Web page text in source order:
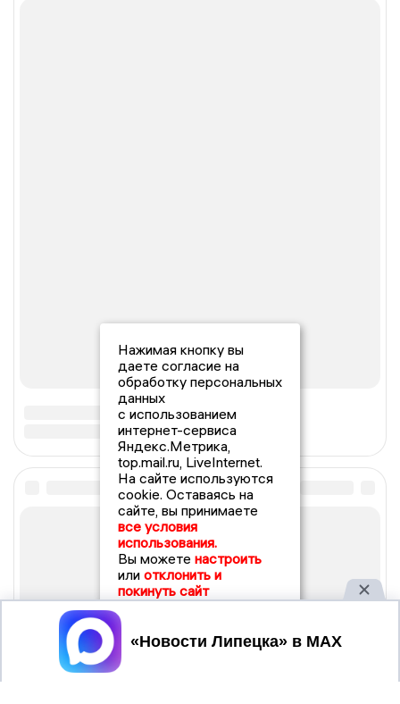
Нажимая кнопку вы
даете согласие на
обработку персональных
данных
с использованием
интернет-сервиса
Яндекс.Метрика,
top.mail.ru, LiveInternet.
На сайте используются
cookie. Оставаясь на
сайте, вы принимаете
все условия
использования.
Вы можете настроить
или отклонить и
покинуть сайт
Принять